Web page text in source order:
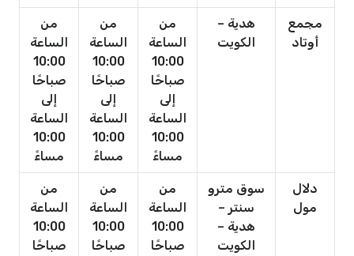
مجمع
أوتاد
هدية –
الكويت
من
الساعة
10:00
صباحًا
إلى
الساعة
10:00
مساءً
من
الساعة
10:00
صباحًا
إلى
الساعة
10:00
مساءً
من
الساعة
10:00
صباحًا
إلى
الساعة
10:00
مساءً
دلال
مول
سوق مترو
سنتر –
هدية –
الكويت
من
الساعة
10:00
صباحًا
من
الساعة
10:00
صباحًا
من
الساعة
10:00
صباحًا